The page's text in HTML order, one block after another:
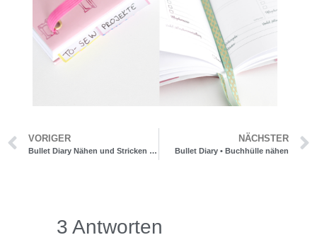
VORIGER
Bullet Diary Nähen und Stricken • Meine neuen Bücher
NÄCHSTER
Bullet Diary • Buchhülle nähen
3 Antworten